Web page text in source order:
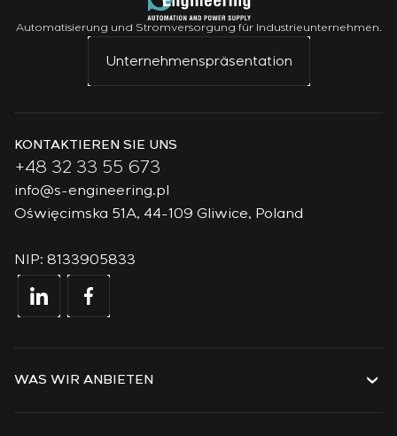
Automatisierung und Stromversorgung für Industrieunternehmen.
Unternehmenspräsentation
KONTAKTIEREN SIE UNS
+48 32 33 55 673
info@s-engineering.pl
Oświęcimska 51A, 44-109 Gliwice, Poland
NIP: 8133905833
WAS WIR ANBIETEN